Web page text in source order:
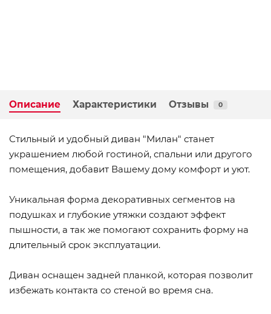
Описание Характеристики Отзывы 0
Стильный и удобный диван "Милан" станет
украшением любой гостиной, спальни или другого
помещения, добавит Вашему дому комфорт и уют.
Уникальная форма декоративных сегментов на
подушках и глубокие утяжки создают эффект
пышности, а так же помогают сохранить форму на
длительный срок эксплуатации.
Диван оснащен задней планкой, которая позволит
избежать контакта со стеной во время сна.